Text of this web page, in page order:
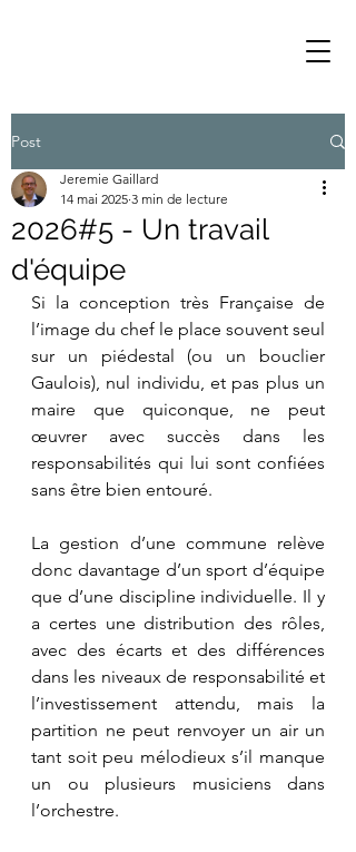
Post
2026#5 - Un travail
d'équipe
Jeremie Gaillard
14 mai 2025 3 min de lecture
Si la conception très Française de
l’image du chef le place souvent seul
sur un piédestal (ou un bouclier
Gaulois), nul individu, et pas plus un
maire que quiconque, ne peut
œuvrer avec succès dans les
responsabilités qui lui sont confiées
sans être bien entouré.
La gestion d’une commune relève
donc davantage d’un sport d’équipe
que d’une discipline individuelle. Il y
a certes une distribution des rôles,
avec des écarts et des différences
dans les niveaux de responsabilité et
l’investissement attendu, mais la
partition ne peut renvoyer un air un
tant soit peu mélodieux s’il manque
un ou plusieurs musiciens dans
l’orchestre.